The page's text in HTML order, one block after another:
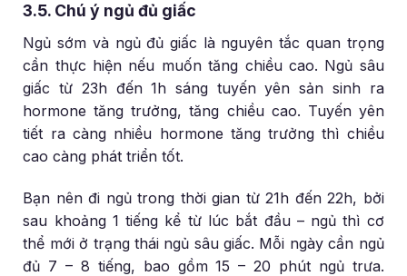
3.5. Chú ý ngủ đủ giấc
Ngủ sớm và ngủ đủ giấc là nguyên tắc quan trọng
cần thực hiện nếu muốn tăng chiều cao. Ngủ sâu
giấc từ 23h đến 1h sáng tuyến yên sản sinh ra
hormone tăng trưởng, tăng chiều cao. Tuyến yên
tiết ra càng nhiều hormone tăng trưởng thì chiều
cao càng phát triển tốt.
Bạn nên đi ngủ trong thời gian từ 21h đến 22h, bởi
sau khoảng 1 tiếng kể từ lúc bắt đầu – ngủ thì cơ
thể mới ở trạng thái ngủ sâu giấc. Mỗi ngày cần ngủ
đủ 7 – 8 tiếng, bao gồm 15 – 20 phút ngủ trưa.